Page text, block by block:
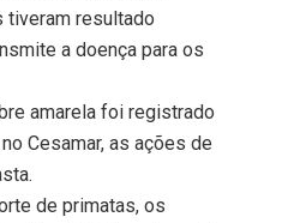
tiveram resultado
a doença para os
amarela foi registrado
Cesamar, as ações de
de primatas, os